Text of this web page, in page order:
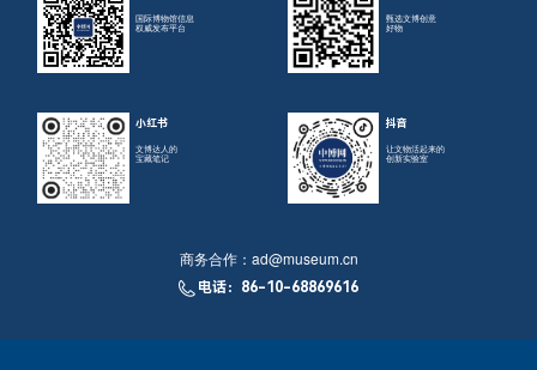
国际博物馆信息
权威发布平台
甄选文博创意
好物
小红书
文博达人的
宝藏笔记
抖音
让文物活起来的
创新实验室
商务合作： ad@museum.cn
电话：86-10-68869616